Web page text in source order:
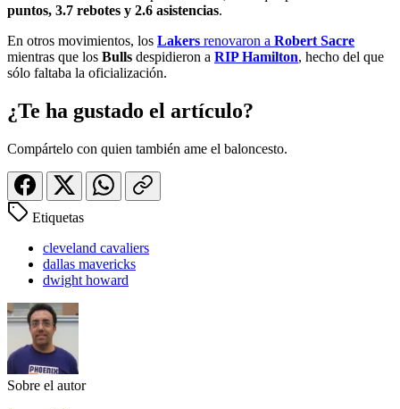
puntos, 3.7 rebotes y 2.6 asistencias.
En otros movimientos, los Lakers renovaron a Robert Sacre
mientras que los Bulls despidieron a RIP Hamilton, hecho del que
sólo faltaba la oficialización.
¿Te ha gustado el artículo?
Compártelo con quien también ame el baloncesto.
Etiquetas
cleveland cavaliers
dallas mavericks
dwight howard
Sobre el autor